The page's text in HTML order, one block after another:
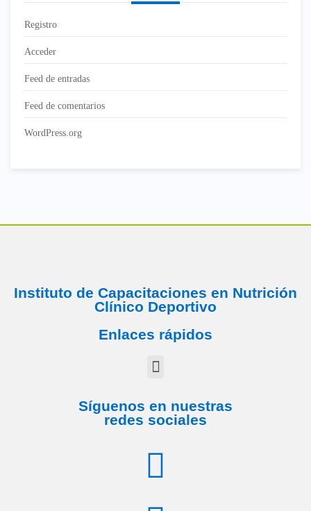
Registro
Acceder
Feed de entradas
Feed de comentarios
WordPress.org
Instituto de Capacitaciones en Nutrición
Clínico Deportivo
Enlaces rápidos
Síguenos en nuestras
redes sociales